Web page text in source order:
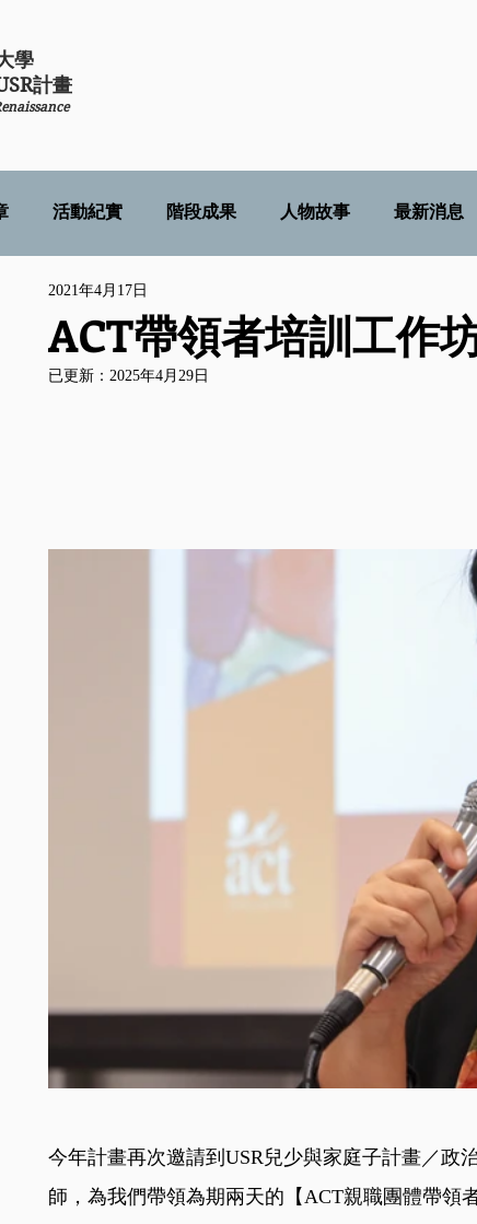
學
計畫
活動紀實 階段成果 人物故事 最新消息
ACT帶領者培訓工作
2021年4月17日
已更新： 2025年4月29日
今年計畫再次邀請到USR兒少與家庭子計畫／政
師，為我們帶領為期兩天的【ACT親職團體帶領